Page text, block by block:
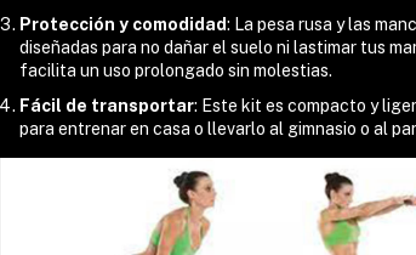
Protección y comodidad: La pesa rusa y las
diseñadas para no dañar el suelo ni lastimar tus
facilita un uso prolongado sin molestias.
Fácil de transportar: Este kit es compacto y
para entrenar en casa o llevarlo al gimnasio o al